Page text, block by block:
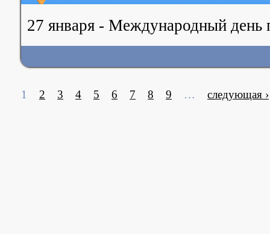
27 января - Международный день
1 2 3 4 5 6 7 8 9 … следующая ›